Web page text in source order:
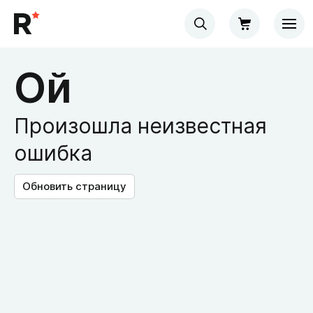
Ой
Произошла неизвестная
ошибка
Обновить страницу